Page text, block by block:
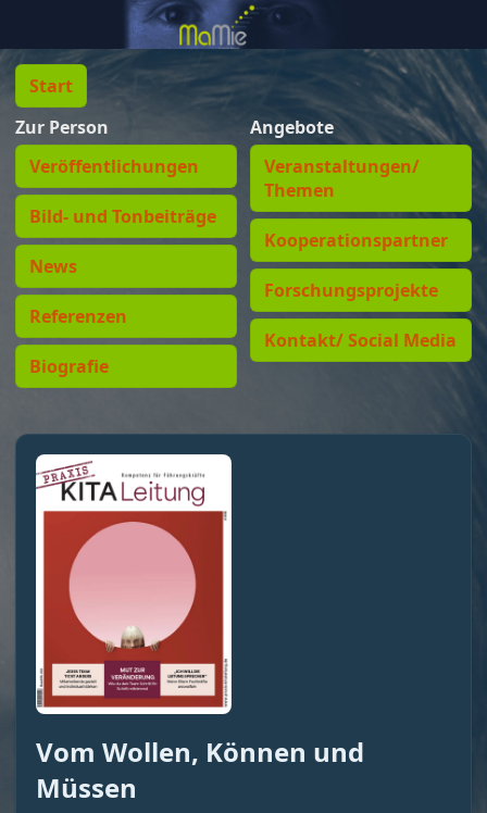
Start
Zur Person
Veröffentlichungen
Bild- und Tonbeiträge
News
Referenzen
Biografie
Angebote
Veranstaltungen/
Themen
Kooperationspartner
Forschungsprojekte
Kontakt/ Social Media
Vom Wollen, Können und
Müssen